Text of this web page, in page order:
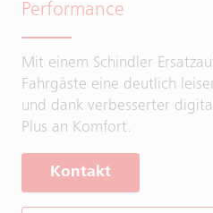
Performance
Mit einem Schindler
Fahrgäste eine deutlich
und dank verbesserter
Plus an Komfort.
Kontakt